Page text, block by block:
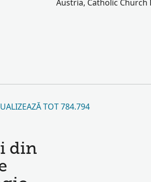
Austria, Catholic Church
TOT 784.794
din